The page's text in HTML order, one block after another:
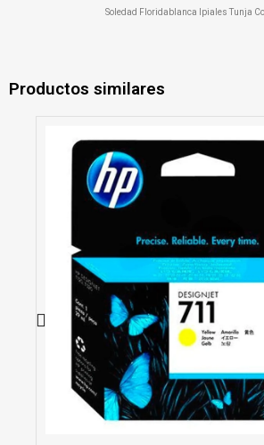
Soledad Floridablanca Ipiales Tunja
Productos similares